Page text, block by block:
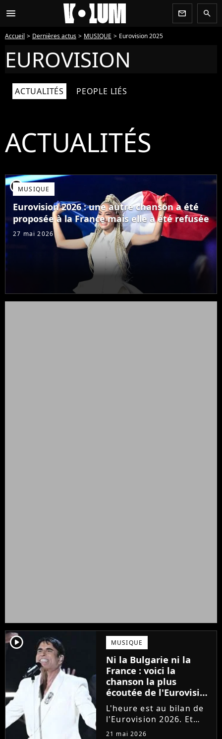
menu newsletter search
Accueil Dernières actus MUSIQUE Eurovision 2025
EUROVISION
ACTUALITÉS PEOPLE LIÉS
ACTUALITÉS
player2MUSIQUE
Eurovision 2026 : une autre chanson a été
proposée à la France mais elle a été refusée
27 mai 2026
player2 MUSIQUE
Ni la Bulgarie ni la
France : voici la
chanson la plus
écoutée de l'Eurovision
2026, et c'est une
véritable surprise !
L'heure est au bilan de
l'Eurovision 2026. Et
c'est une véritable
21 mai 2026